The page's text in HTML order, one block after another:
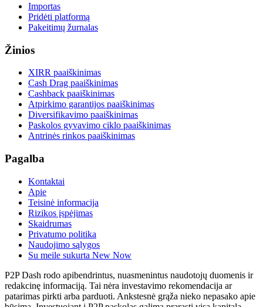
Importas
Pridėti platformą
Pakeitimų žurnalas
Žinios
XIRR paaiškinimas
Cash Drag paaiškinimas
Cashback paaiškinimas
Atpirkimo garantijos paaiškinimas
Diversifikavimo paaiškinimas
Paskolos gyvavimo ciklo paaiškinimas
Antrinės rinkos paaiškinimas
Pagalba
Kontaktai
Apie
Teisinė informacija
Rizikos įspėjimas
Skaidrumas
Privatumo politika
Naudojimo sąlygos
Su meile sukurta New Now
P2P Dash rodo apibendrintus, nuasmenintus naudotojų duomenis ir
redakcinę informaciją. Tai nėra investavimo rekomendacija ar
patarimas pirkti arba parduoti. Ankstesnė grąža nieko nepasako apie